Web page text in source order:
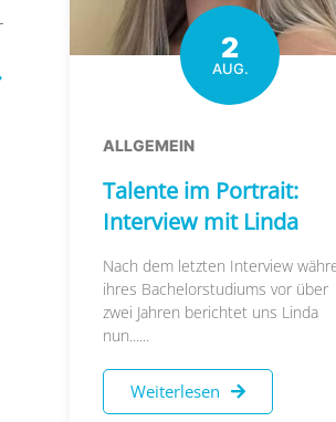
2
AUG.
ALLGEMEIN
Talente im Portrait:
Interview mit Linda
Nach dem letzten Interview
ihres Bachelorstudiums vor über
zwei Jahren berichtet uns Linda
nun......
Weiterlesen